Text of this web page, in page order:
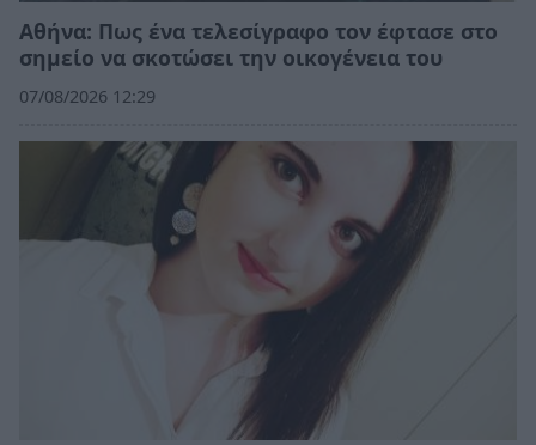
Αθήνα: Πως ένα τελεσίγραφο τον έφτασε στο
σημείο να σκοτώσει την οικογένεια του
07/08/2026 12:29